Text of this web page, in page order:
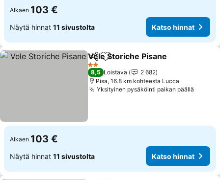
Alkaen 103 €
Näytä hinnat 11 sivustolta Katso hinnat
Jaa Lisää suosikkeihin
Vele Storiche Pisane
2 Tähtiluokitus
8,5 Loistava
2 682
Pisa, 16.8 km kohteesta Lucca
Yksityinen pysäköinti paikan päällä
Alkaen 103 €
Näytä hinnat 11 sivustolta Katso hinnat